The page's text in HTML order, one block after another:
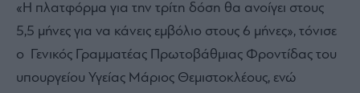
«Η πλατφόρμα για την τρίτη δόση θα ανοίγει στους
5,5 μήνες για να κάνεις εμβόλιο στους 6 μήνες», τόνισε
ο Γενικός Γραμματέας Πρωτοβάθμιας Φροντίδας του
υπουργείου Υγείας Μάριος Θεμιστοκλέους, ενώ